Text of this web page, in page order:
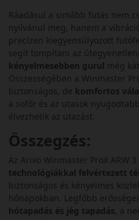
Ráadásul a simább futás nem
nyilvánul meg, hanem a
precízen kiegyensúlyozott
segít tompítani az
kényelmesebben gurul még
Összességében a Winmaster
biztonságos, de komfortos
a sofőr és az utasok
élvezhetik az utazást.
Összegzés:
Az Arivo Winmaster ProX ARW
technológiákkal felvértezett
biztonságos és kényelmes
hónapokban. Legfőbb
hótapadás és jég tapadás , a